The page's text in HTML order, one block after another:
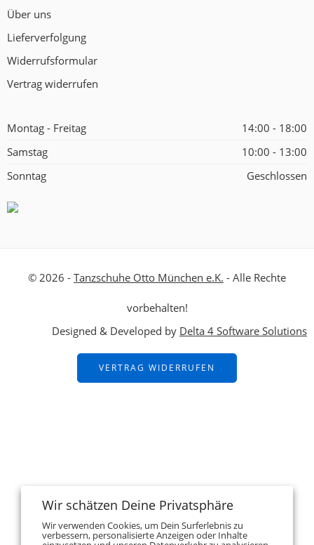
Über uns
Lieferverfolgung
Widerrufsformular
Vertrag widerrufen
Montag - Freitag
14:00 - 18:00
Samstag
10:00 - 13:00
Sonntag
Geschlossen
© 2026 - Tanzschuhe Otto München e.K. - Alle Rechte
vorbehalten!
Designed & Developed by Delta 4 Software Solutions
VERTRAG WIDERRUFEN
Wir schätzen Deine Privatsphäre
Wir verwenden Cookies, um Dein Surferlebnis zu
verbessern, personalisierte Anzeigen oder Inhalte